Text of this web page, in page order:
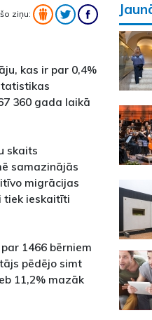
ziņu:
kas ir par 0,4%
360 gada laikā
skaits
samazinājās
migrācijas
tiek ieskaitīti
1466 bērniem
pēdējo simt
11,2% mazāk